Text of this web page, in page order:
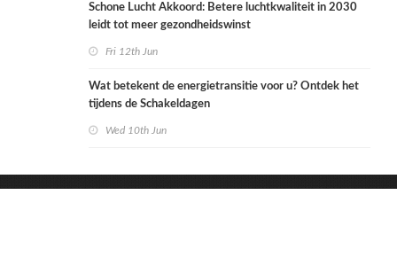
Schone Lucht Akkoord: Betere luchtkwaliteit in 2030
leidt tot meer gezondheidswinst
Fri 12th Jun
Wat betekent de energietransitie voor u? Ontdek het
tijdens de Schakeldagen
Wed 10th Jun